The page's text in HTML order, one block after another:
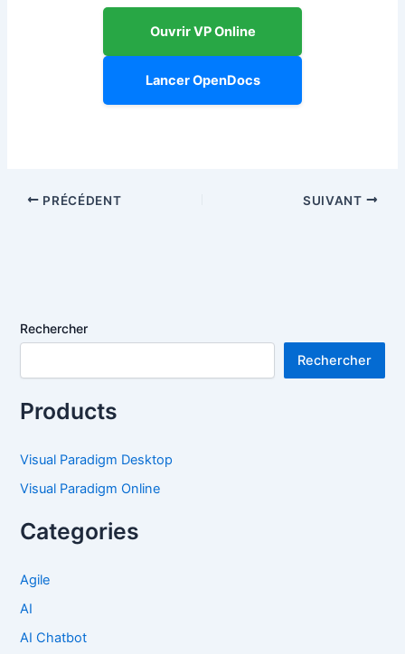
Ouvrir VP Online
Lancer OpenDocs
PRÉCÉDENT SUIVANT
Rechercher
Rechercher
Products
Visual Paradigm Desktop
Visual Paradigm Online
Categories
Agile
AI
AI Chatbot